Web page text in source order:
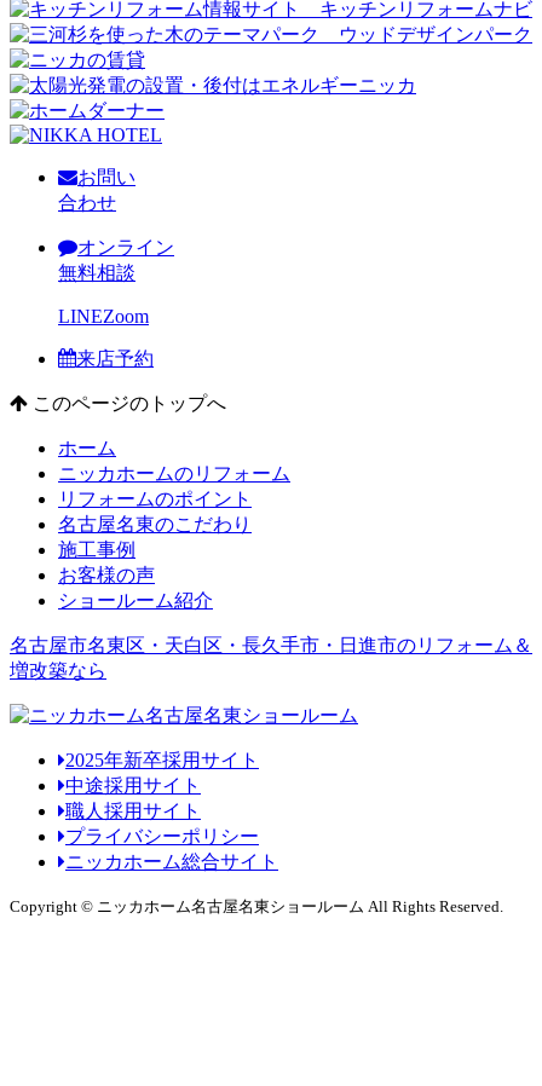
お問い
合わせ
オンライン
無料相談
LINEZoom
来店予約
このページのトップへ
ホーム
ニッカホームのリフォーム
リフォームのポイント
名古屋名東のこだわり
施工事例
お客様の声
ショールーム紹介
名古屋市名東区・天白区・長久手市・日進市のリフォーム＆
増改築なら
2025年新卒採用サイト
中途採用サイト
職人採用サイト
プライバシーポリシー
ニッカホーム総合サイト
Copyright © ニッカホーム名古屋名東ショールーム All Rights Reserved.